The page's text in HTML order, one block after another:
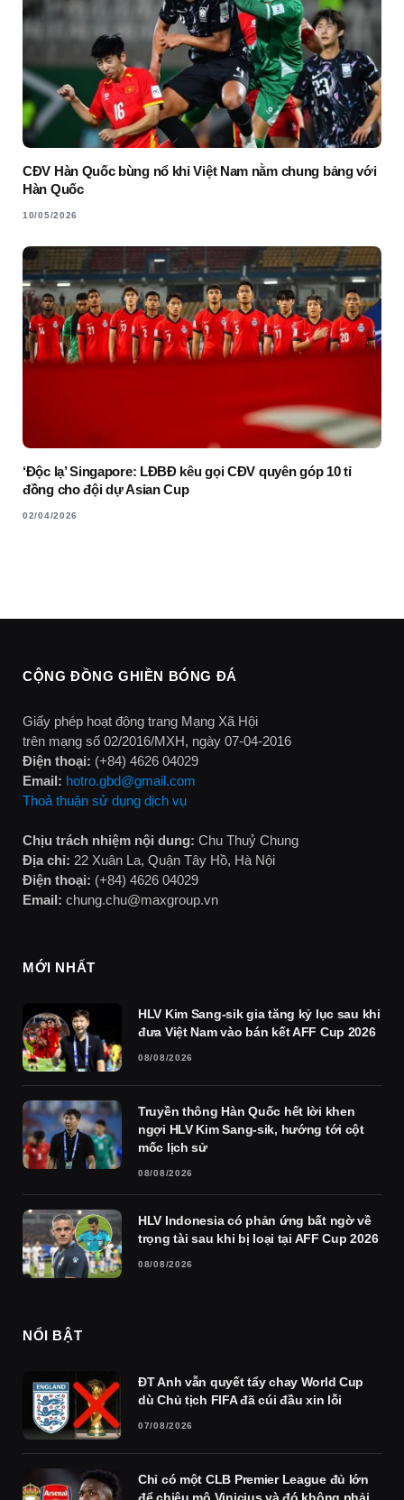
CĐV Hàn Quốc bùng nổ khi Việt Nam nằm chung bảng với
Hàn Quốc
10/05/2026
‘Độc lạ’ Singapore: LĐBĐ kêu gọi CĐV quyên góp 10 tỉ
đồng cho đội dự Asian Cup
02/04/2026
CỘNG ĐỒNG GHIỀN BÓNG ĐÁ
Giấy phép hoạt động trang Mạng Xã Hội
trên mạng số 02/2016/MXH, ngày 07-04-2016
Điện thoại: (+84) 4626 04029
Email: hotro.gbd@gmail.com
Thoả thuận sử dụng dịch vụ
Chịu trách nhiệm nội dung: Chu Thuỷ Chung
Địa chỉ: 22 Xuân La, Quận Tây Hồ, Hà Nội
Điện thoại: (+84) 4626 04029
Email: chung.chu@maxgroup.vn
MỚI NHẤT
HLV Kim Sang-sik gia tăng kỷ lục sau khi
đưa Việt Nam vào bán kết AFF Cup 2026
08/08/2026
Truyền thông Hàn Quốc hết lời khen
ngợi HLV Kim Sang-sik, hướng tới cột
mốc lịch sử
08/08/2026
HLV Indonesia có phản ứng bất ngờ về
trọng tài sau khi bị loại tại AFF Cup 2026
08/08/2026
NỔI BẬT
ĐT Anh vẫn quyết tẩy chay World Cup
dù Chủ tịch FIFA đã cúi đầu xin lỗi
07/08/2026
Chỉ có một CLB Premier League đủ lớn
để chiêu mộ Vinicius và đó không phải